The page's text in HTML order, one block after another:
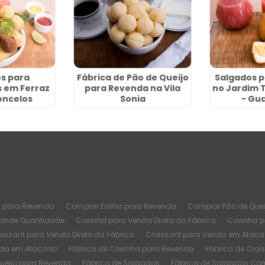
para
em Ferraz
Fábrica de Pão de Queijo
para Revenda na Vila
Sonia
Salgados
no Jardim
-
Revenda Comprar Esfiha para Revenda Comprar Pão de
Quantidade Coxinha para Venda Direto da Fábrica
Coxinha
para Venda Direto da Fábrica Croissant para Venda em
em Atacado Fábrica de Coxinha para Revenda
Fábrica de
para Revenda Fábrica de Salgados Fábrica de Salgados